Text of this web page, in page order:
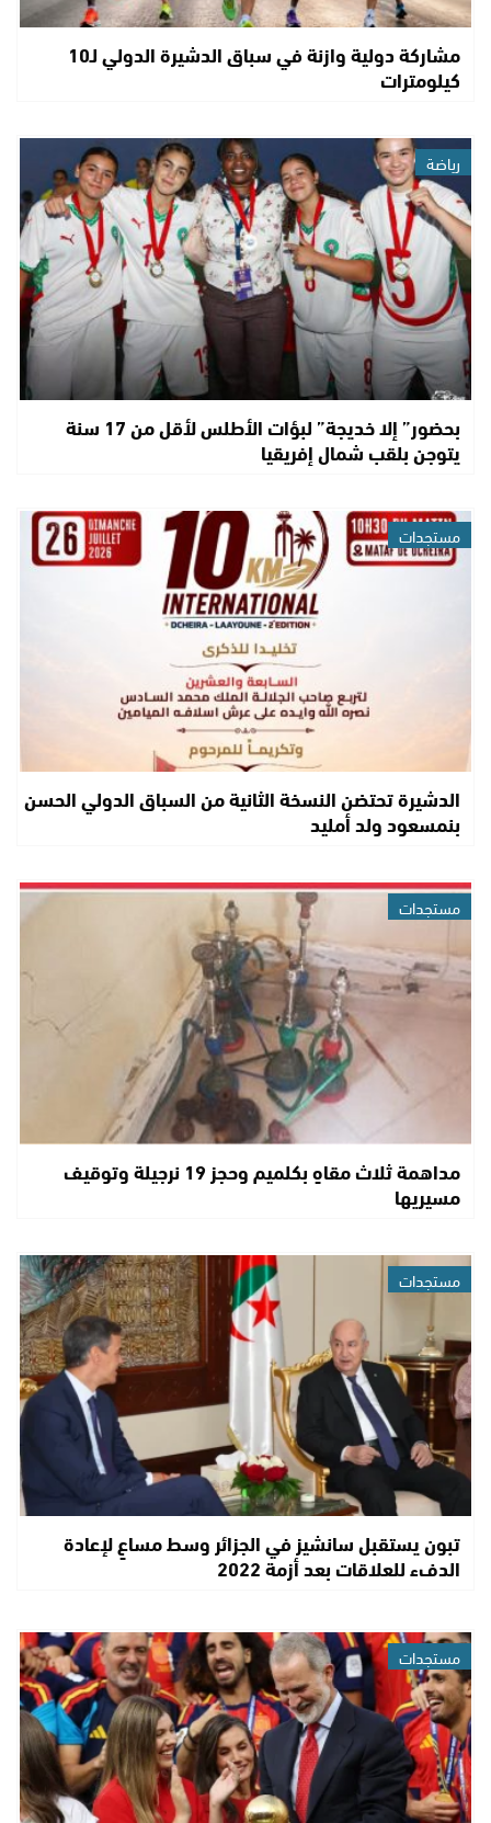
مشاركة دولية وازنة في سباق الدشيرة الدولي لـ10
كيلومترات
رياضة
بحضور” إلا خديجة” لبؤات الأطلس لأقل من 17 سنة
يتوجن بلقب شمال إفريقيا
مستجدات
الدشيرة تحتضن النسخة الثانية من السباق الدولي الحسن
بنمسعود ولد أمليد
مستجدات
مداهمة ثلاث مقاهٍ بكلميم وحجز 19 نرجيلة وتوقيف
مسيريها
مستجدات
تبون يستقبل سانشيز في الجزائر وسط مساعٍ لإعادة
الدفء للعلاقات بعد أزمة 2022
مستجدات